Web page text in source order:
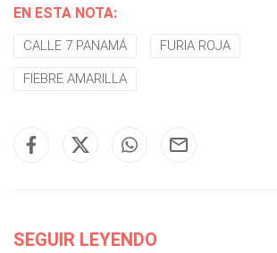
EN ESTA NOTA:
CALLE 7 PANAMÁ FURIA ROJA
FIEBRE AMARILLA
SEGUIR LEYENDO